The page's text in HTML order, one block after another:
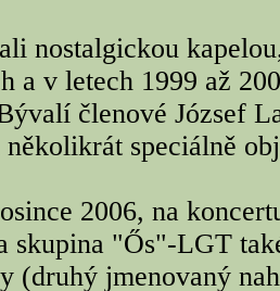
nostalgickou
a v letech 1999 až
členové József
několikrát speciálně
2006, na
skupina "Ős"-LGT
(druhý jmenovaný